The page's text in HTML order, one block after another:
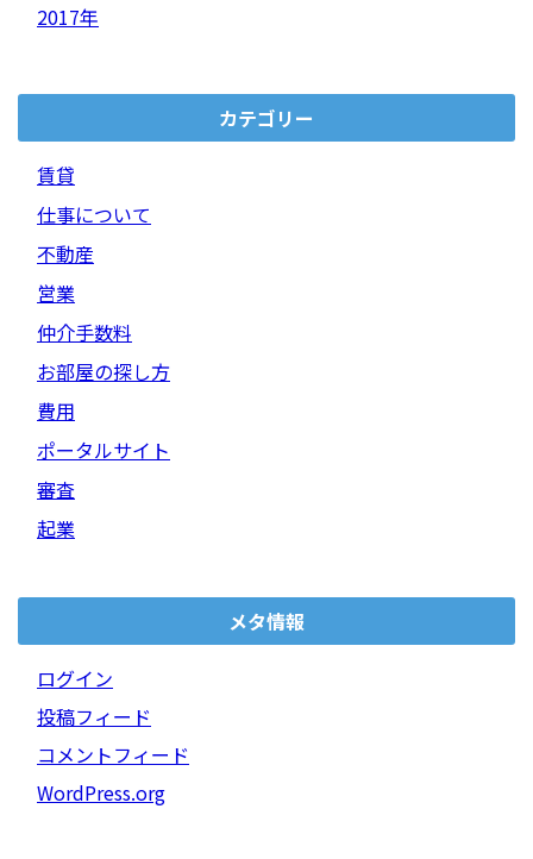
2017年
カテゴリー
賃貸
仕事について
不動産
営業
仲介手数料
お部屋の探し方
費用
ポータルサイト
審査
起業
メタ情報
ログイン
投稿フィード
コメントフィード
WordPress.org